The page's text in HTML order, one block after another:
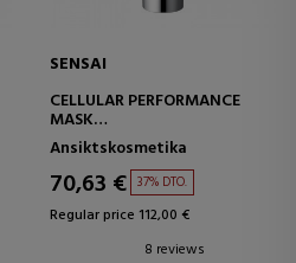
SENSAI
CELLULAR PERFORMANCE
MASK
ANTI-AGING ANSIKTSMASK
Ansiktskosmetika
70,63 € 37% DTO.
Regular price 112,00 €
8 reviews